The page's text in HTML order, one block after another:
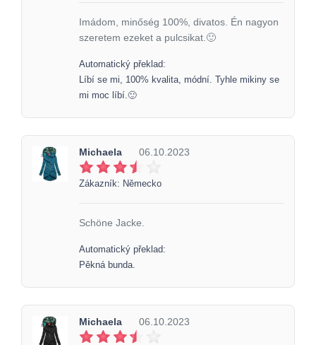
Imádom, minőség 100%, divatos. Én nagyon
szeretem ezeket a pulcsikat.🙂
Automatický překlad:
Líbí se mi, 100% kvalita, módní. Tyhle mikiny se
mi moc líbí.🙂
Michaela 06.10.2023
Zákazník: Německo
Schöne Jacke.
Automatický překlad:
Pěkná bunda.
Michaela 06.10.2023